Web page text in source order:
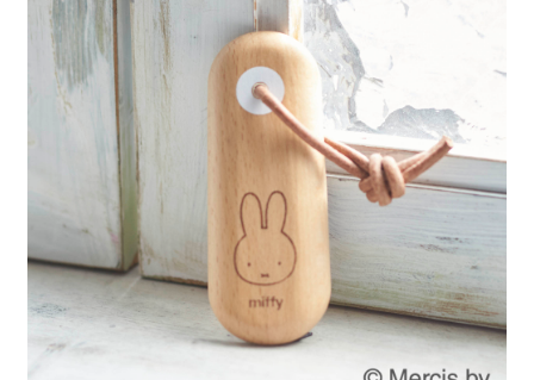
展
開